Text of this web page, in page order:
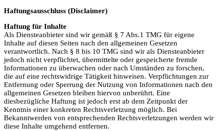
Haftungsausschluss (Disclaimer)
Haftung für Inhalte
Als Diensteanbieter sind wir gemäß § 7 Abs.1 TMG für eigene
Inhalte auf diesen Seiten nach den allgemeinen Gesetzen
verantwortlich. Nach § 8 bis 10 TMG sind wir als Diensteanbieter
jedoch nicht verpflichtet, übermittelte oder gespeicherte fremde
Informationen zu überwachen oder nach Umständen zu forschen,
die auf eine rechtswidrige Tätigkeit hinweisen. Verpflichtungen zur
Entfernung oder Sperrung der Nutzung von Informationen nach den
allgemeinen Gesetzen bleiben hiervon unberührt. Eine
diesbezügliche Haftung ist jedoch erst ab dem Zeitpunkt der
Kenntnis einer konkreten Rechtsverletzung möglich. Bei
Bekanntwerden von entsprechenden Rechtsverletzungen werden wir
diese Inhalte umgehend entfernen.